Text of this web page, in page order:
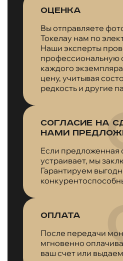
Оценка
Вы отправляете
Токелау нам по
Наши эксперты
профессиональную
каждого
цену, учитывая
редкость и другие
Согласие на
нами
Если предложенная
устраивает, мы
Гарантируем
Оплата
После передачи
мгновенно
ваш счет или